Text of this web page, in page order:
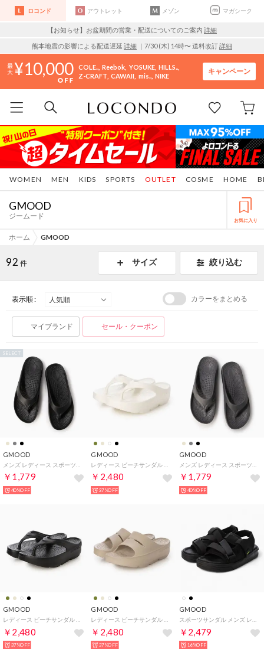
ロコンド アウトレット メゾン マガシーク
【お知らせ】お盆期間の営業・配送についてのご案内 詳細
熊本地震の影響による配送遅延 詳細 ｜7/30 (木) 14時〜 送料改訂詳細
10,000 COLE.. Reebok YOSUKE HILLS..
Z-CRAFT CAWAII mis.. NIKE
キャンペーン
WOMEN MEN KIDS SPORTS COSME HOME
OUTLET
GMOOD
ジームード お気に入り
ホーム GMOOD
92 件 サイズ 絞り込む
表示順 : カラーをまとめる
マイブランド セール・クーポン
GMOOD
￥1,779
SELECT
40%OFF
GMOOD
￥2,480
37%OFF
GMOOD
￥1,779
40%OFF
GMOOD
￥2,480
37%OFF
GMOOD
￥2,480
37%OFF
GMOOD
￥2,479
16%OFF